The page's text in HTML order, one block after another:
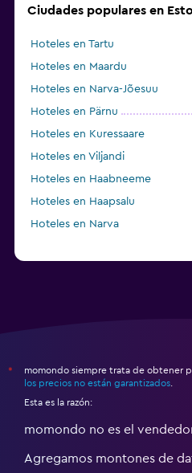
Ciudades populares en
Hoteles en Tartu
Hoteles en Maardu
Hoteles en Narva-Jõesuu
Hoteles en Pärnu
Hoteles en Kuressaare
Hoteles en Viljandi
Hoteles en Haabneeme
Hoteles en Haapsalu
Hoteles en Narva
*
momondo siempre trata de obtener
los precios no están garantizados
Esta es la razón:
momondo no es el
Agregamos montones de